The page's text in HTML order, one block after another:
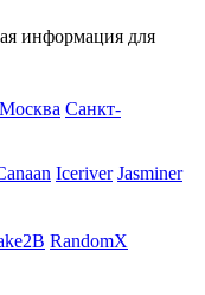
информация для
Москва Санкт-
Iceriver Jasminer
RandomX